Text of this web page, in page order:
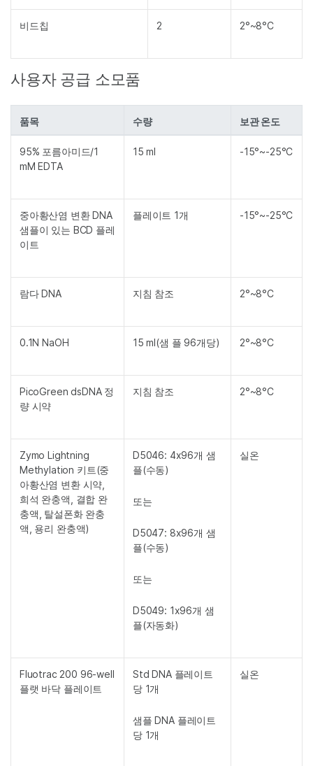
비드칩 2 2°~8°C
사용자 공급 소모품
품목 수량 보관 온도
95% 포름아미드/1
mM EDTA
15 ml -15°~-25°C
중아황산염 변환 DNA
샘플이 있는 BCD 플레
이트
플레이트 1개 -15°~-25°C
람다 DNA 지침 참조 2°~8°C
0.1N NaOH 15 ml(샘 플 96개당) 2°~8°C
PicoGreen dsDNA 정
량 시약
지침 참조 2°~8°C
Zymo Lightning
Methylation 키트(중
아황산염 변환 시약,
희석 완충액, 결합 완
충액, 탈설폰화 완충
액, 용리 완충액)
D5046: 4x96개 샘
플(수동)
또는
D5047: 8x96개 샘
플(수동)
또는
D5049: 1x96개 샘
플(자동화)
실온
Fluotrac 200 96-well
플랫 바닥 플레이트
Std DNA 플레이트
당 1개
샘플 DNA 플레이트
당 1개
실온